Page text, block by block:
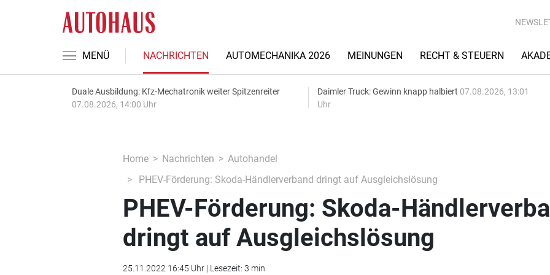
MENÜ NACHRICHTEN AUTOMECHANIKA 2026 MEINUNGEN RECHT & STEUERN
Duale Ausbildung: Kfz-Mechatronik weiter Spitzenreiter
07.08.2026, 14:00 Uhr
Daimler Truck: Gewinn knapp halbiert 07.08.2026, 13:01
Uhr
Home Nachrichten
Autohandel
PHEV-Förderung: Skoda-Händlerverband dringt auf Ausgleichslösung
PHEV-Förderung: Skoda-
dringt auf Ausgleichslösung
25.11.2022 16:45 Uhr | Lesezeit: 3 min